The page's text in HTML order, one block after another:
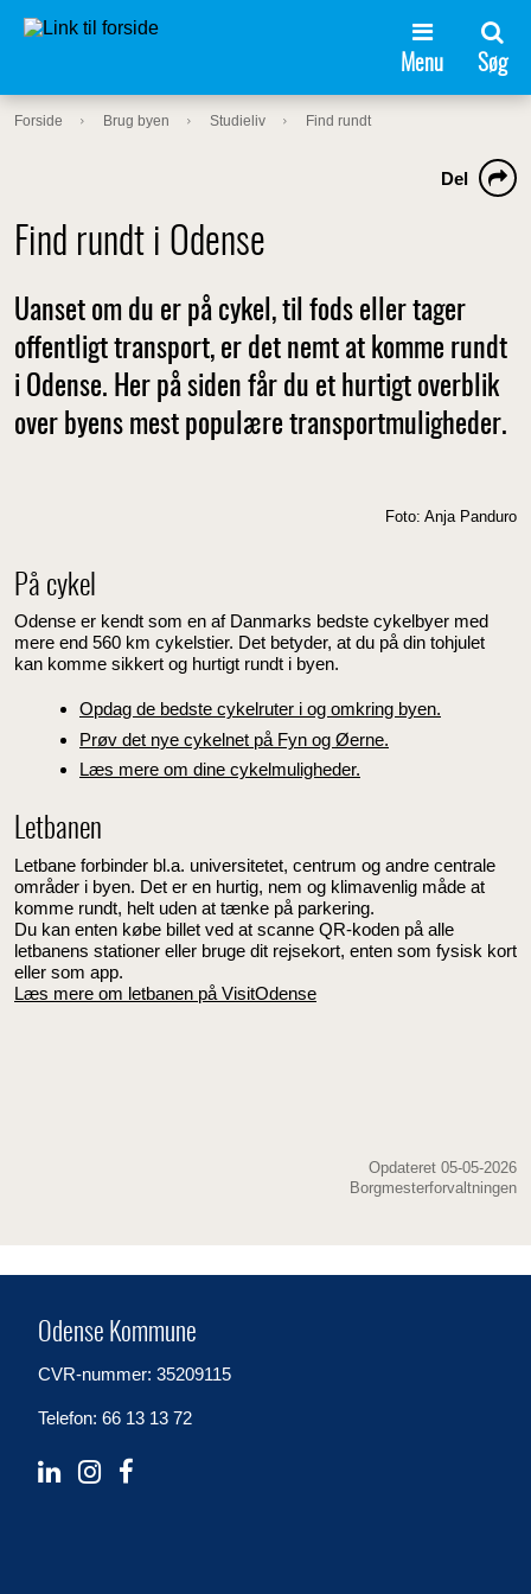
Menu Søg
Forside Brug byen Studieliv Find rundt
Find rundt i Odense
Del
Uanset om du er på cykel, til fods eller tager
offentligt transport, er det nemt at komme rundt
i Odense. Her på siden får du et hurtigt overblik
over byens mest populære transportmuligheder.
Foto: Anja Panduro
På cykel
Odense er kendt som en af Danmarks bedste cykelbyer med
mere end 560 km cykelstier. Det betyder, at du på din tohjulet
kan komme sikkert og hurtigt rundt i byen.
Opdag de bedste cykelruter i og omkring byen.
Prøv det nye cykelnet på Fyn og Øerne.
Læs mere om dine cykelmuligheder.
Letbanen
Letbane forbinder bl.a. universitetet, centrum og andre centrale
områder i byen. Det er en hurtig, nem og klimavenlig måde at
komme rundt, helt uden at tænke på parkering.
Du kan enten købe billet ved at scanne QR-koden på alle
letbanens stationer eller bruge dit rejsekort, enten som fysisk kort
eller som app.
Læs mere om letbanen på VisitOdense
Opdateret 05-05-2026
Borgmesterforvaltningen
Odense Kommune
CVR-nummer: 35209115
Telefon: 66 13 13 72